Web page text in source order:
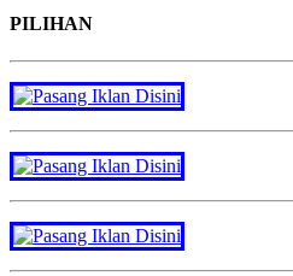
PILIHAN